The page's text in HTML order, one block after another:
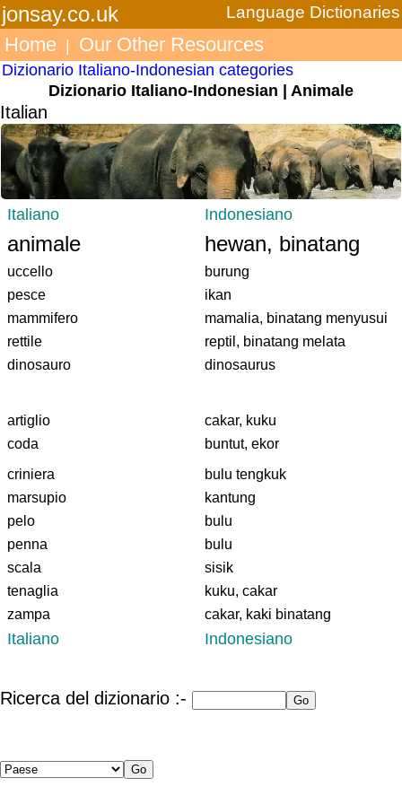
jonsay.co.uk Language Dictionaries
Home Our Other Resources
Dizionario Italiano-Indonesian categories
Dizionario Italiano-Indonesian | Animale
Italian
Italiano Indonesiano
animale hewan, binatang
uccello
burung
pesce
ikan
mammifero
mamalia, binatang menyusui
rettile
reptil, binatang melata
dinosauro
dinosaurus
artiglio
cakar, kuku
coda
buntut, ekor
criniera
bulu tengkuk
marsupio
kantung
pelo
bulu
penna
bulu
scala
sisik
tenaglia
kuku, cakar
zampa
cakar, kaki binatang
Italiano Indonesiano
Ricerca del dizionario :-